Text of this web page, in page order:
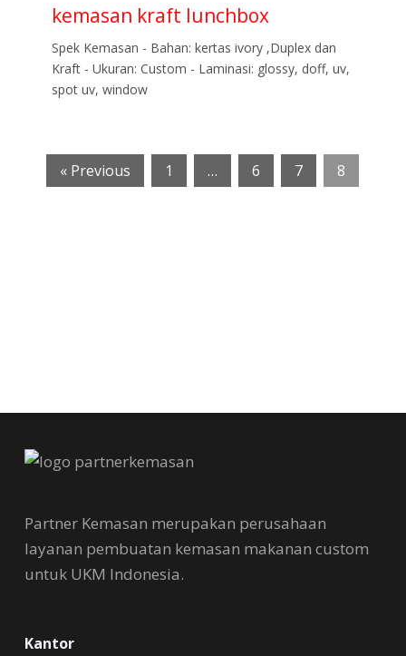
kemasan kraft lunchbox
Spek Kemasan - Bahan: kertas ivory ,Duplex dan
Kraft - Ukuran: Custom - Laminasi: glossy, doff, uv,
spot uv, window
« Previous 1 … 6 7 8
Partner Kemasan merupakan perusahaan
layanan pembuatan kemasan makanan custom
untuk UKM Indonesia.
Kantor